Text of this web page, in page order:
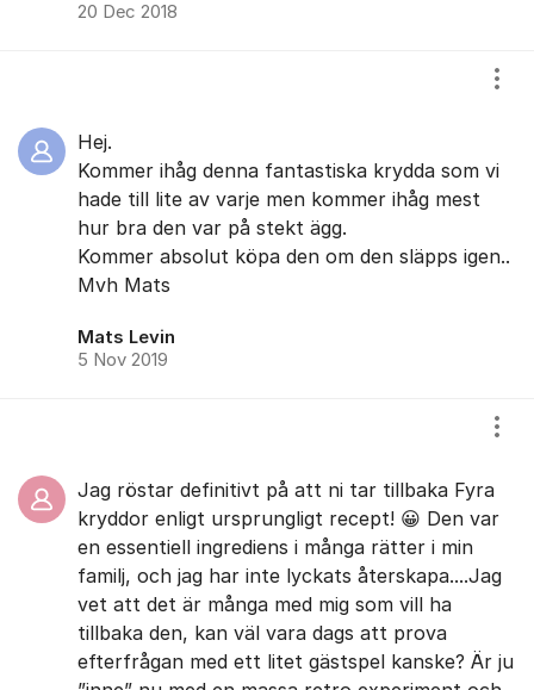
20 Dec 2018
Hej.
Kommer ihåg denna fantastiska krydda som vi
hade till lite av varje men kommer ihåg mest
hur bra den var på stekt ägg.
Kommer absolut köpa den om den släpps igen..
Mvh Mats
Mats Levin
5 Nov 2019
Jag röstar definitivt på att ni tar tillbaka Fyra
kryddor enligt ursprungligt recept! 😀 Den var
en essentiell ingrediens i många rätter i min
familj, och jag har inte lyckats återskapa....Jag
vet att det är många med mig som vill ha
tillbaka den, kan väl vara dags att prova
efterfrågan med ett litet gästspel kanske? Är ju